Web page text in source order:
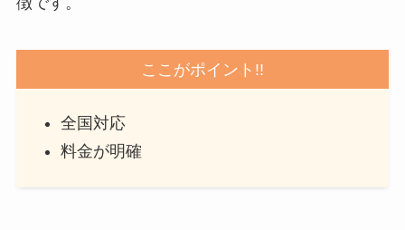
ここがポイント!!
全国対応
料金が明確